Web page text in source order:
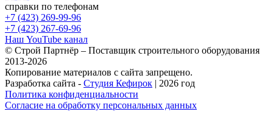
справки по телефонам
+7 (423) 269-99-96
+7 (423) 267-69-96
Наш YouTube канал
© Строй Партнёр – Поставщик строительного оборудования
2013-2026
Копирование материалов с сайта запрещено.
Разработка сайта - Студия Кефирок | 2026 год
Политика конфиденциальности
Согласие на обработку персональных данных